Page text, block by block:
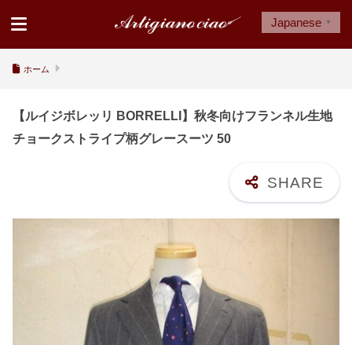
ホーム
【ルイジボレッリ BORRELLI】秋冬向けフランネル生地
チョークストライプ柄グレースーツ 50
Japanese ▼